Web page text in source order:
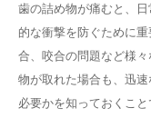
歯の詰め物が痛むと、
的な衝撃を防ぐために
合、咬合の問題など様
物が取れた場合も、迅
必要かを知っておくこ